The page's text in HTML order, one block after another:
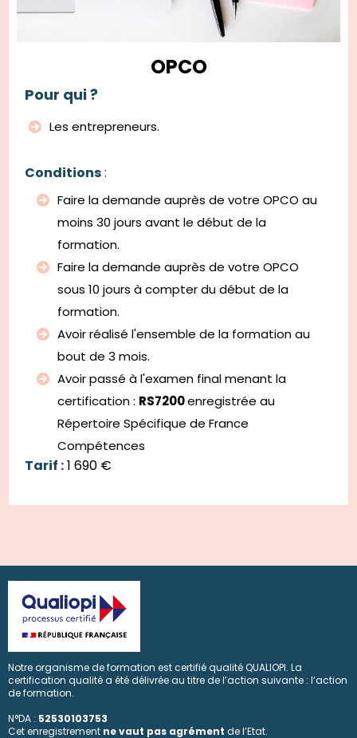
OPCO
Pour qui ?
Les entrepreneurs.
Conditions:
Faire la demande auprès de votre OPCO au
moins 30 jours avant le début de la
formation.
Faire la demande auprès de votre OPCO
sous 10 jours à compter du début de la
formation.
Avoir réalisé l'ensemble de la formation au
bout de 3 mois.
Avoir passé à l'examen final menant la
certification : RS7200enregistrée au
Répertoire Spécifique de France
Compétences
Tarif :1 690 €
Notre organisme de formation est certifié qualité QUALIOPI. La
certification qualité a été délivrée au titre de l’action suivante : l’action
de formation.
N°DA : 52530103753
Cet enregistrement ne vaut pas agrément de l’Etat.